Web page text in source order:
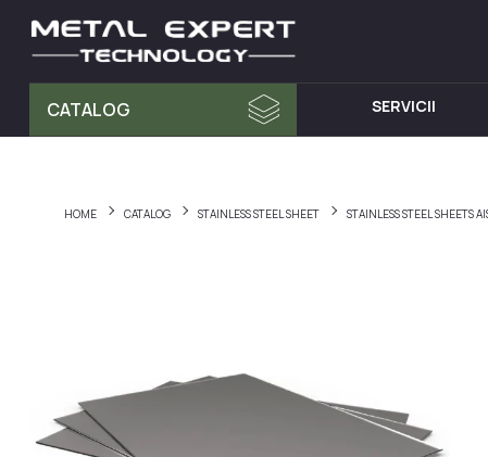
CATALOG SERVICII
Accesorii pentru balustrade
Fitinguri
Elemente de fixare și șuruburi
Chiuvete
Dulapuri
HOME CATALOG STAINLESS STEEL SHEET STAINLESS STEEL